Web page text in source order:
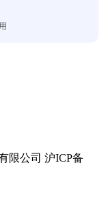
限公司 沪ICP备